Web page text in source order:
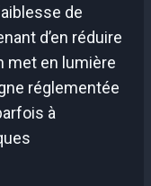
de
d’en réduire
met en lumière
réglementée
à